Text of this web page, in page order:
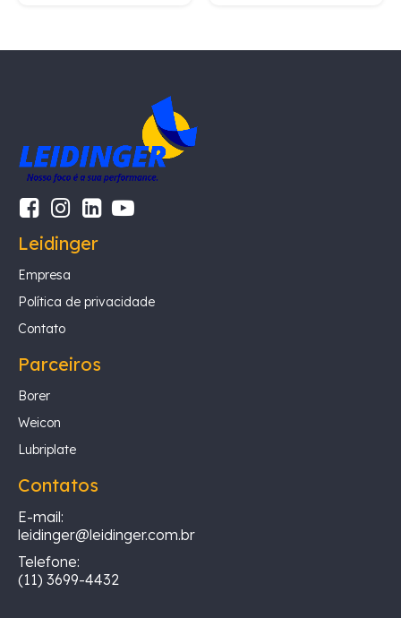
Leidinger
Empresa
Política de privacidade
Contato
Parceiros
Borer
Weicon
Lubriplate
Contatos
E-mail:
leidinger@leidinger.com.br
Telefone:
(11) 3699-4432